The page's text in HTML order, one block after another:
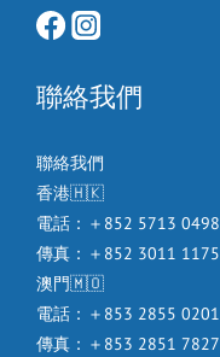
聯絡我們
聯絡我們
香港🇭🇰
電話：＋852 5713 0498
傳真：＋852 3011 1175
澳門🇲🇴
電話：＋853 2855 0201
傳真：＋853 2851 7827